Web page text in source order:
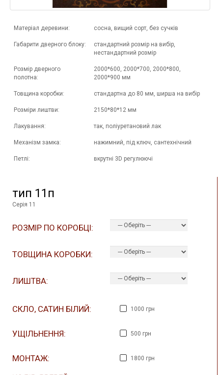
Матеріал деревини: сосна, вищий сорт, без сучків
Габарити дверного блоку:
стандартний розмір на вибір,
нестандартний розмір
Розмір дверного
полотна:
2000*600, 2000*700, 2000*800,
2000*900 мм
Товщина коробки: стандартна до 80 мм, ширша на вибір
Розміри лиштви: 2150*80*12 мм
Лакування: так, поліуретановий лак
Механізм замка: нажимний, під ключ, сантехнічний
Петлі: вкрутні 3D регулюючі
тип 11п
Серія 11
РОЗМІР ПО КОРОБЦІ:
ТОВЩИНА КОРОБКИ:
ЛИШТВА:
СКЛО, САТИН БІЛИЙ: 1000 грн
УЩІЛЬНЕННЯ: 500 грн
МОНТАЖ: 1800 грн